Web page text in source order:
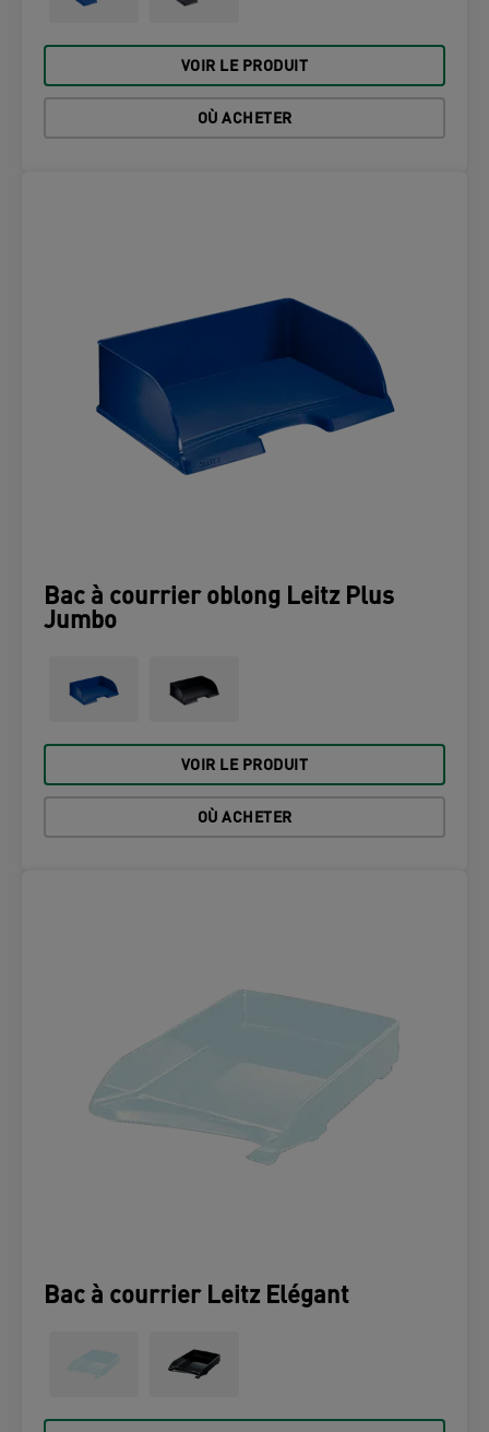
VOIR LE PRODUIT
OÙ ACHETER
Bac à courrier oblong Leitz Plus
Jumbo
VOIR LE PRODUIT
OÙ ACHETER
Bac à courrier Leitz Elégant